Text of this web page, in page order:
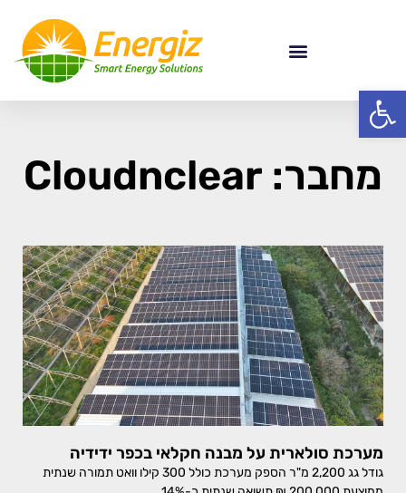
פתח סרגל נגישות
מחבר: Cloudnclear
מערכת סולארית על מבנה חקלאי בכפר ידידיה
גודל גג 2,200 מ"ר הספק מערכת כולל 300 קילו וואט תמורה שנתית